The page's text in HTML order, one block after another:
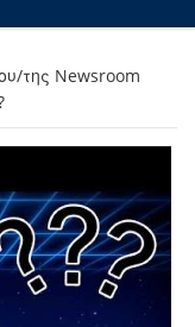
της Newsroom